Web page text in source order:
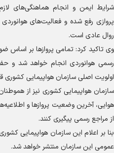
شرایط ایمن و انجام هماهنگی‌های
پروازی رفع شده و فعالیت‌های
روال عادی است.
وی تاکید کرد: تمامی پرواز‌ها بر اساس
رسمی هوانوردی انجام خواهد شد و
اولویت اصلی سازمان هواپیمایی کشوری
سازمان هواپیمایی کشوری نیز از
هوایی، آخرین وضعیت پرواز‌ها و
از مراجع رسمی پیگیری کنند.
بنا بر اعلام این سازمان هواپیمایی
عمومی این سازمان منتشر خواهد شد.